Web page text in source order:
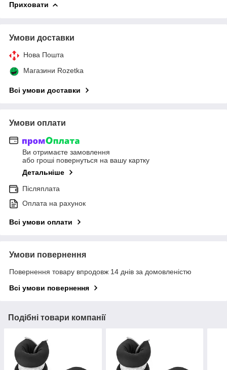
Приховати
Умови доставки
Нова Пошта
Магазини Rozetka
Всі умови доставки
Умови оплати
Ви отримаєте замовлення
або гроші повернуться на вашу картку
Детальніше
Післяплата
Оплата на рахунок
Всі умови оплати
Умови повернення
Повернення товару впродовж 14 днів за домовленістю
Всі умови повернення
Подібні товари компанії